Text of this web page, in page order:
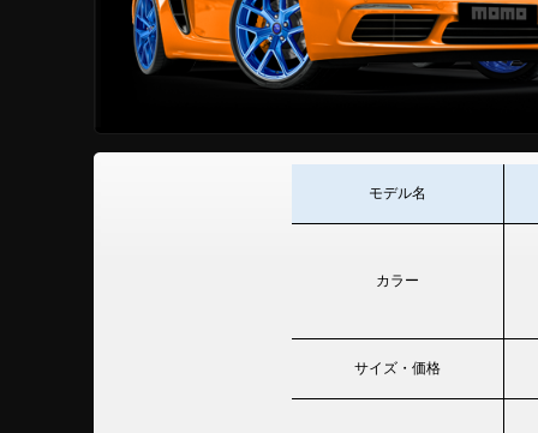
モデル名
カラー
サイズ・価格